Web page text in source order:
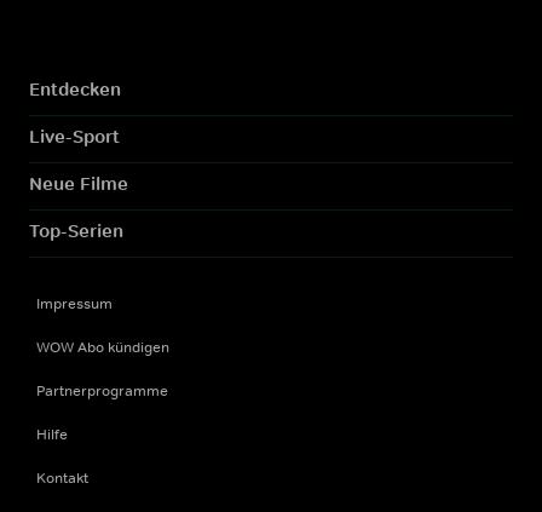
Entdecken
Live-Sport
Neue Filme
Top-Serien
Impressum
WOW Abo kündigen
Partnerprogramme
Hilfe
Kontakt